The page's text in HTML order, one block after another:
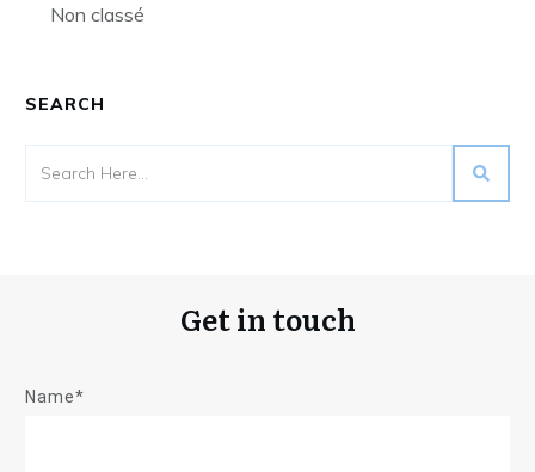
Non classé
SEARCH
Get in touch
Name*